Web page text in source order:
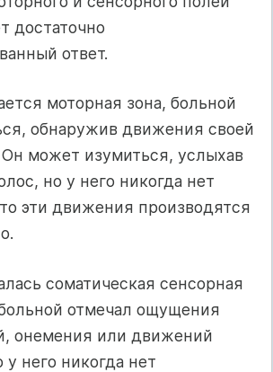
достаточно
ответ.
моторная зона, больной
обнаружив движения своей
может изумиться, услыхав
но у него никогда нет
эти движения производятся
соматическая сенсорная
отмечал ощущения
онемения или движений
у него никогда нет